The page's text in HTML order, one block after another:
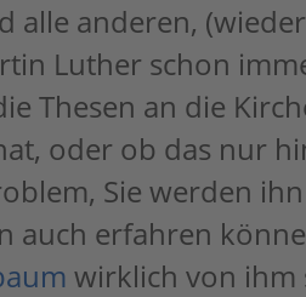
alle anderen,
Luther schon
Thesen an die
oder ob das nur
Sie werden
auch erfahren
wirklich von ihm